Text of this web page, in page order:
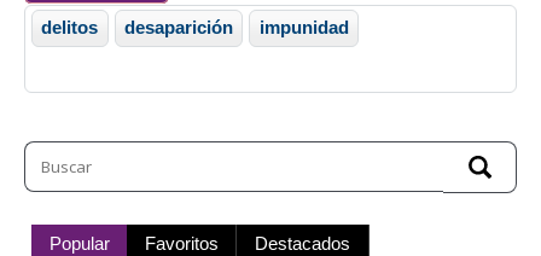
delitos desaparición impunidad
Popular Favoritos Destacados